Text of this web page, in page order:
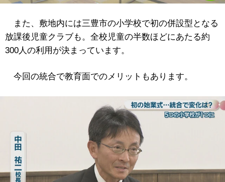
また、敷地内には三豊市の小学校で初の併設型となる
放課後児童クラブも。全校児童の半数ほどにあたる約
300人の利用が決まっています。
今回の統合で教育面でのメリットもあります。